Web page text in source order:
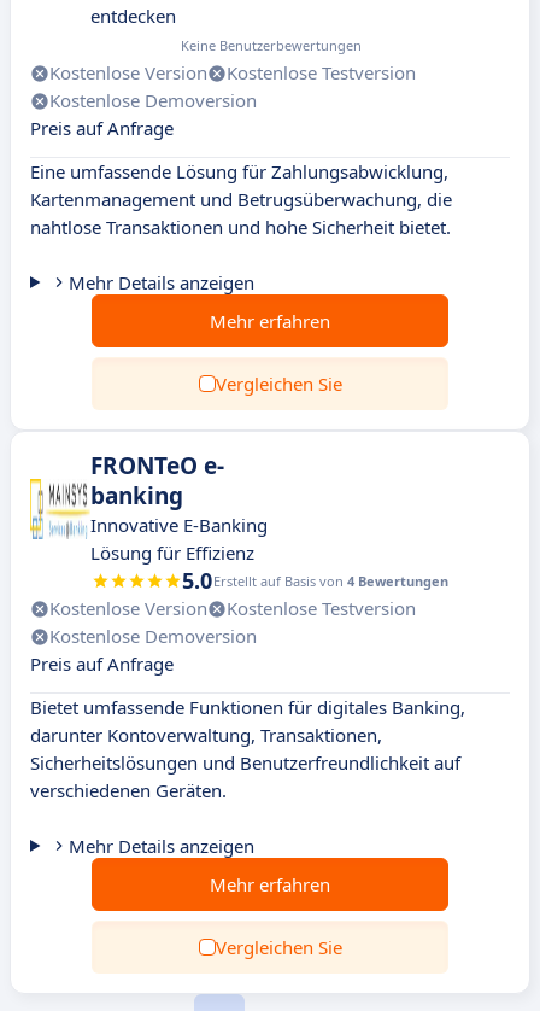
entdecken
Keine Benutzerbewertungen
Kostenlose Version
Kostenlose Testversion
Kostenlose Demoversion
Preis auf Anfrage
Eine umfassende Lösung für Zahlungsabwicklung,
Kartenmanagement und Betrugsüberwachung, die
nahtlose Transaktionen und hohe Sicherheit bietet.
Mehr Details anzeigen
Mehr erfahren
Vergleichen Sie
FRONTeO e-
banking
Innovative E-Banking
Lösung für Effizienz
5.0Erstellt auf Basis von 4 Bewertungen
Kostenlose Version
Kostenlose Testversion
Kostenlose Demoversion
Preis auf Anfrage
Bietet umfassende Funktionen für digitales Banking,
darunter Kontoverwaltung, Transaktionen,
Sicherheitslösungen und Benutzerfreundlichkeit auf
verschiedenen Geräten.
Mehr Details anzeigen
Mehr erfahren
Vergleichen Sie